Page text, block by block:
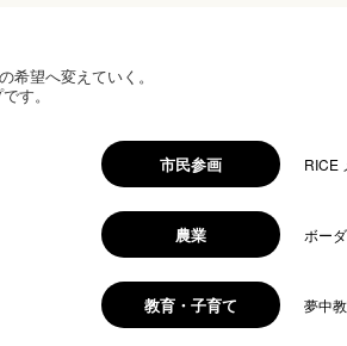
希望へ変えていく。
す。
市民参画 RICE
農業 ボー
教育・子育て 夢中